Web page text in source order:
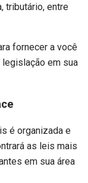
tributário, entre
fornecer a você
em sua
é organizada e
as leis mais
em sua área